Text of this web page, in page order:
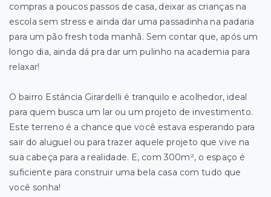
compras a poucos passos de casa, deixar as crianças na
escola sem stress e ainda dar uma passadinha na padaria
para um pão fresh toda manhã. Sem contar que, após um
longo dia, ainda dá pra dar um pulinho na academia para
relaxar!
O bairro Estância Girardelli é tranquilo e acolhedor, ideal
para quem busca um lar ou um projeto de investimento.
Este terreno é a chance que você estava esperando para
sair do aluguel ou para trazer aquele projeto que vive na
sua cabeça para a realidade. E, com 300m², o espaço é
suficiente para construir uma bela casa com tudo que
você sonha!